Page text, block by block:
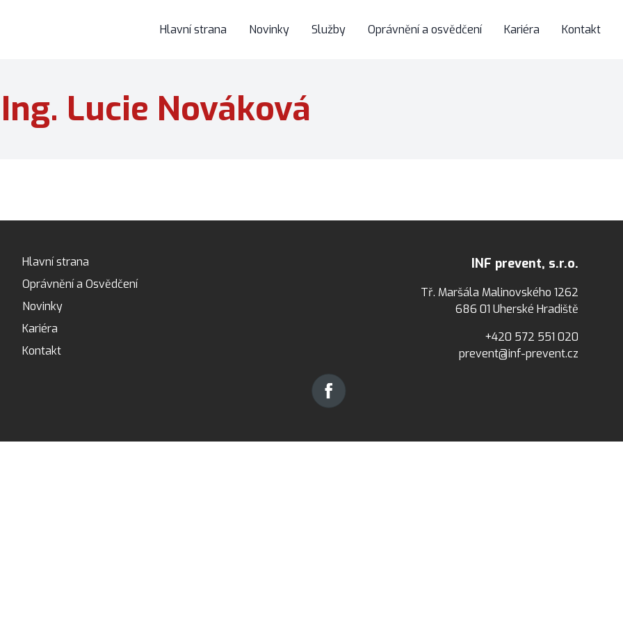
Hlavní strana Novinky Služby Oprávnění a osvědčení Kariéra Kontakt
Ing. Lucie Nováková
Hlavní strana
Oprávnění a Osvědčení
Novinky
Kariéra
Kontakt
INF prevent, s.r.o.
Tř. Maršála Malinovského 1262
686 01 Uherské Hradiště
+420 572 551 020
prevent@inf-prevent.cz